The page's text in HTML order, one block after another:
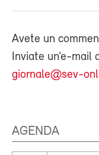
Avete un
Inviate un’e-mail
giornale@sev-
AGENDA